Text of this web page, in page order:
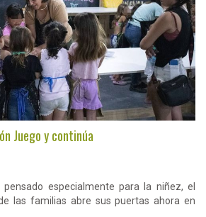
Juego y continúa
pensado especialmente para la niñez, el
las familias abre sus puertas ahora en